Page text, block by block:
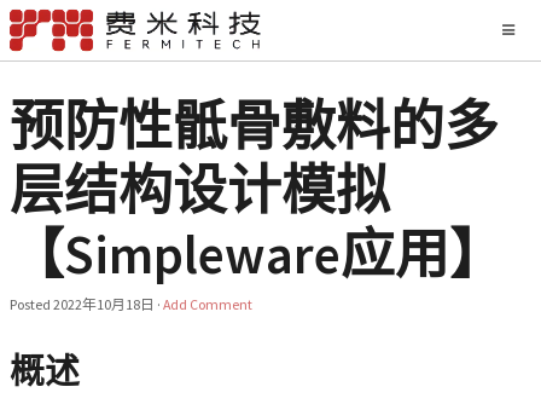
预防性骶骨敷料的多
层结构设计模拟
【Simpleware应用】
Posted 2022年10月18日 · Add Comment
概述